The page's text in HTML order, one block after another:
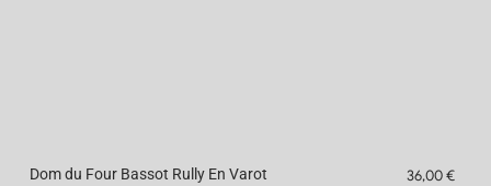
Dom du Four Bassot Rully En Varot 36,00 €